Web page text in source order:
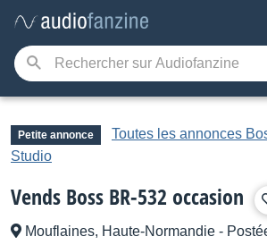
Petite annonce
Toutes les annonces
Studio
Vends Boss BR-532 occasion
Mouflaines, Haute-Normandie -